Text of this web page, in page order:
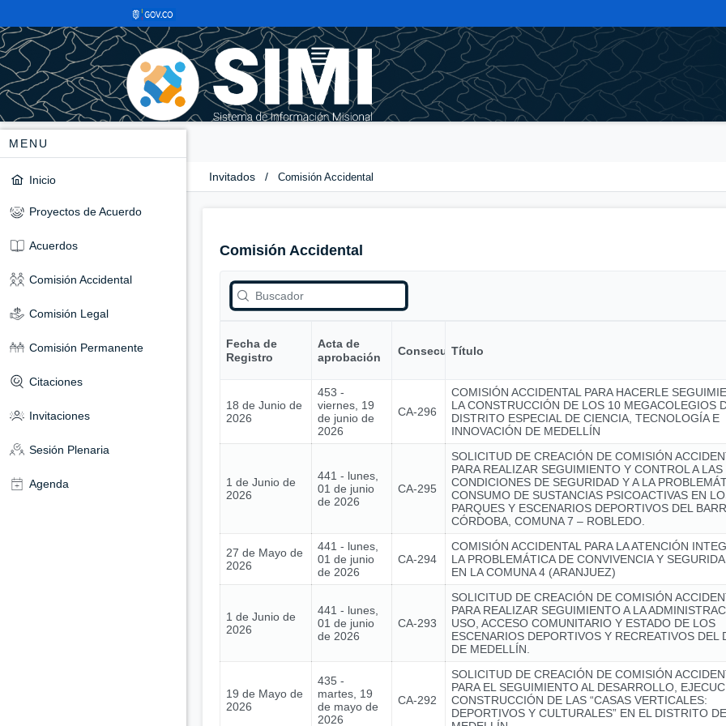
MENU
Inicio
Proyectos de Acuerdo
Acuerdos
Comisión Accidental
Comisión Legal
Comisión Permanente
Citaciones
Invitaciones
Sesión Plenaria
Agenda
Invitados / Comisión Accidental
Comisión Accidental
Fecha de
Registro
Acta de
aprobación
ConsecutivoTítulo
18 de Junio de
2026
453 -
viernes, 19
de junio de
2026
CA-296
COMISIÓN ACCIDENTAL PARA HACERLE
LA CONSTRUCCIÓN DE LOS 10 MEGACOLEGIOS
DISTRITO ESPECIAL DE CIENCIA, TECNOLOGÍA E
INNOVACIÓN DE MEDELLÍN
1 de Junio de
2026
441 - lunes,
01 de junio
de 2026
CA-295
SOLICITUD DE CREACIÓN DE COMISIÓN
PARA REALIZAR SEGUIMIENTO Y CONTROL A LAS
CONDICIONES DE SEGURIDAD Y A LA
CONSUMO DE SUSTANCIAS PSICOACTIVAS EN
PARQUES Y ESCENARIOS DEPORTIVOS DEL
CÓRDOBA, COMUNA 7 – ROBLEDO.
27 de Mayo de
2026
441 - lunes,
01 de junio
de 2026
CA-294
COMISIÓN ACCIDENTAL PARA LA ATENCIÓN
LA PROBLEMÁTICA DE CONVIVENCIA Y
EN LA COMUNA 4 (ARANJUEZ)
1 de Junio de
2026
441 - lunes,
01 de junio
de 2026
CA-293
SOLICITUD DE CREACIÓN DE COMISIÓN
PARA REALIZAR SEGUIMIENTO A LA
USO, ACCESO COMUNITARIO Y ESTADO DE LOS
ESCENARIOS DEPORTIVOS Y RECREATIVOS DEL
DE MEDELLÍN.
19 de Mayo de
2026
435 -
martes, 19
de mayo de
2026
CA-292
SOLICITUD DE CREACIÓN DE COMISIÓN
PARA EL SEGUIMIENTO AL DESARROLLO,
CONSTRUCCIÓN DE LAS “CASAS VERTICALES:
DEPORTIVOS Y CULTURALES” EN EL DISTRITO DE